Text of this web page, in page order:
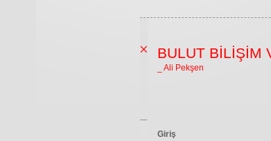
BULUT BİLİŞİM
_ Ali Pekşen
Giriş